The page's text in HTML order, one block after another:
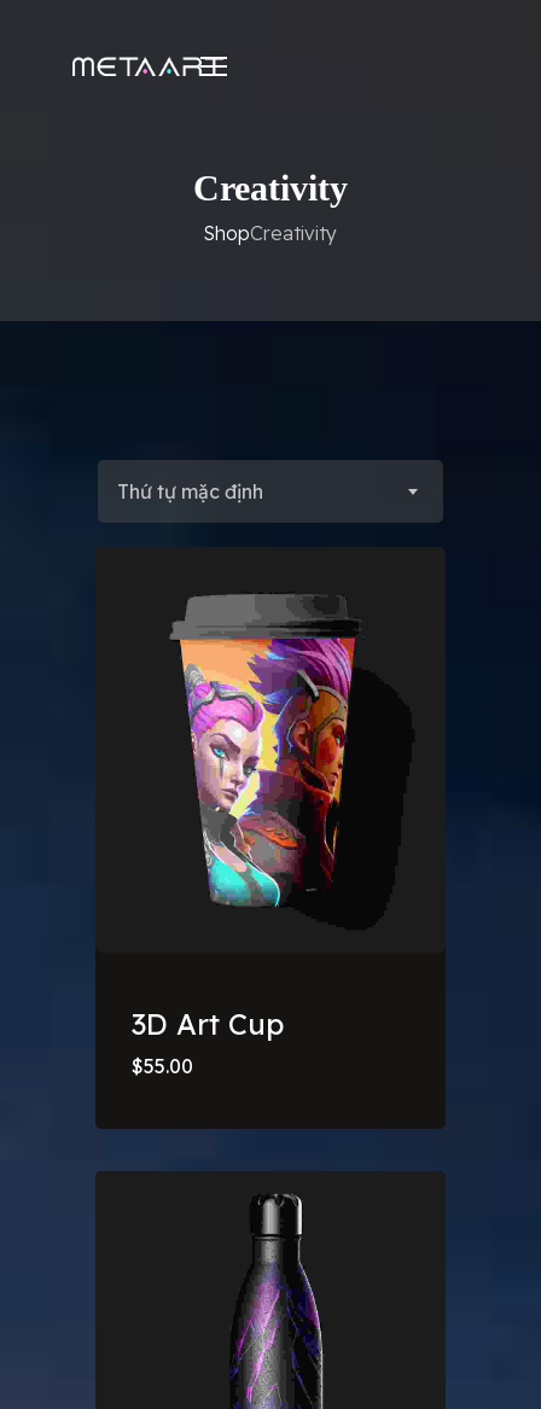
Creativity
ShopCreativity
Thứ tự mặc định
3D Art Cup
$55.00